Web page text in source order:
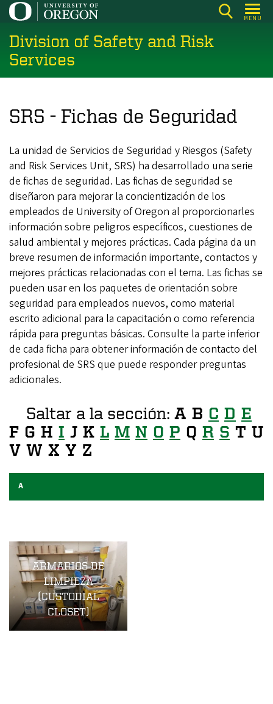
Skip
main
content
MENU
Division of Safety and Risk
Services
SRS - Fichas de Seguridad
La unidad de Servicios de Seguridad y Riesgos (Safety
and Risk Services Unit, SRS) ha desarrollado una serie
de fichas de seguridad. Las fichas de seguridad se
diseñaron para mejorar la concientización de los
empleados de University of Oregon al proporcionarles
información sobre peligros específicos, cuestiones de
salud ambiental y mejores prácticas. Cada página da un
breve resumen de información importante, contactos y
mejores prácticas relacionadas con el tema. Las fichas se
pueden usar en los paquetes de orientación sobre
seguridad para empleados nuevos, como material
escrito adicional para la capacitación o como referencia
rápida para preguntas básicas. Consulte la parte inferior
de cada ficha para obtener información de contacto del
profesional de SRS que puede responder preguntas
adicionales.
Saltar a la sección: A B C D E
F G H I J K L M N O P Q R S T U
V W X Y Z
A
ARMARIOS DE
LIMPIEZA
(CUSTODIAL
CLOSET)